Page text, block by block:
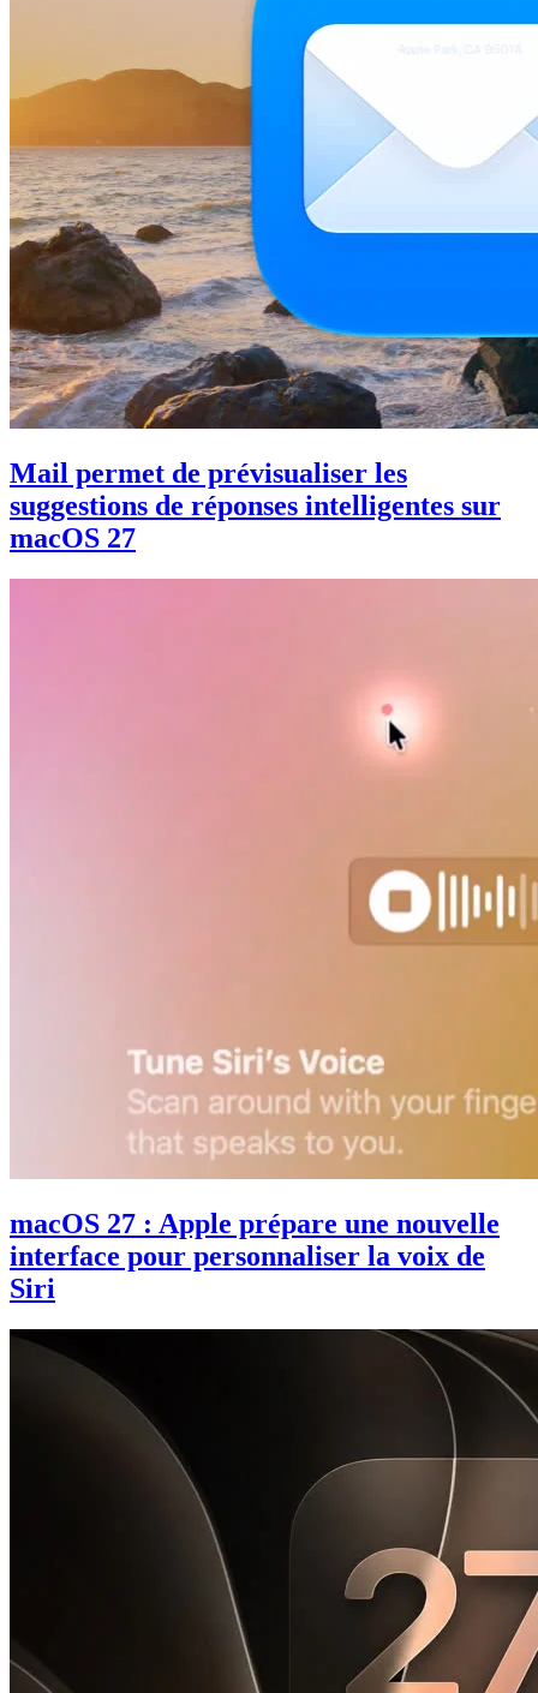
Mail permet de prévisualiser les
suggestions de réponses intelligentes sur
macOS 27
macOS 27 : Apple prépare une nouvelle
interface pour personnaliser la voix de
Siri